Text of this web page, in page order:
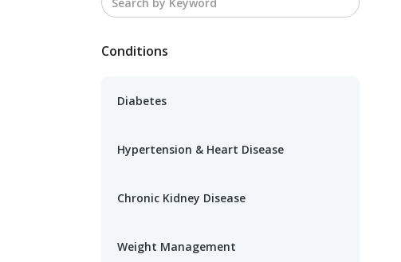
Conditions
Diabetes
Hypertension & Heart Disease
Chronic Kidney Disease
Weight Management